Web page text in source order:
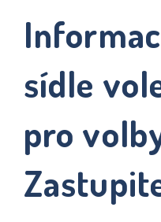
sídle
pro